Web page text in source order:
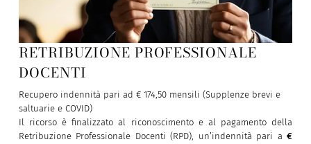
RETRIBUZIONE PROFESSIONALE
DOCENTI
Recupero indennità pari ad € 174,50 mensili (Supplenze brevi e
saltuarie e COVID)
Il ricorso è finalizzato al riconoscimento e al pagamento della
Retribuzione Professionale Docenti (RPD), un’indennità pari a€